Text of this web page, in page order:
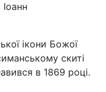
ікони Божої
скиті
в 1869 році.